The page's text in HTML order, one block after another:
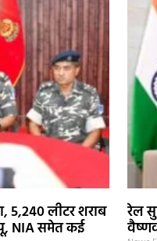
5,240 लीटर शराब
NIA समेत कई
रेल